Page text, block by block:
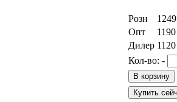
Розн 1249
Опт
1190
Дилер 1120
Кол-во: -